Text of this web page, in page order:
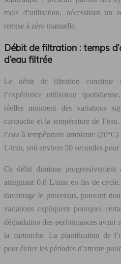
mois d’utilisation, nécessitant un
remise à zéro manuelle.
Débit de filtration : temps
d’eau filtrée
Le débit de filtration constitue
l’expérience utilisateur
réelles montrent des variations
cartouche et la température de
l’eau à température ambiante
L/min, soit environ 50 secondes
Ce débit diminue progressivement
atteignant 0,8 L/min en fin de
davantage le processus, pouvant
variations expliquent pourquoi
dégradation des performances avant
la cartouche. La planification de
pour éviter les périodes d’attente